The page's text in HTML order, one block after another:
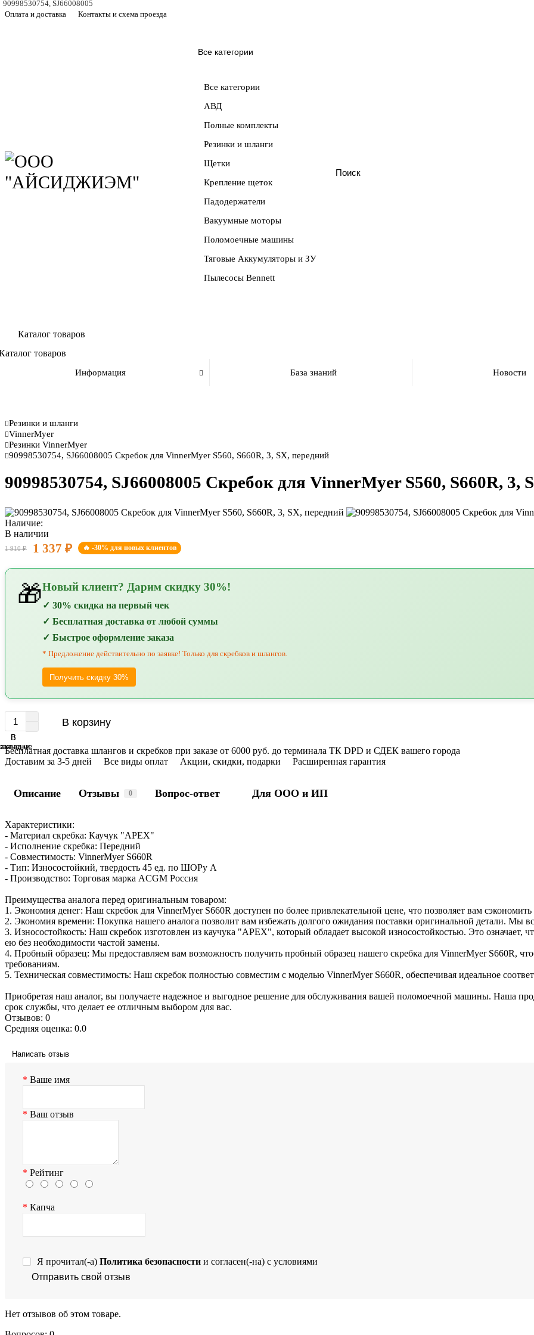
Оплата и доставка Контакты и схема проезда
Все категории
Все категории
АВД
Полные комплекты
Резинки и шланги
Щетки
Крепление щеток
Падодержатели
Вакуумные моторы
Поломоечные машины
Тяговые Аккумуляторы и ЗУ
Пылесосы Bennett
Каталог товаров
товаров
Информация
База знаний Новости
Резинки и шланги
VinnerMyer
Резинки VinnerMyer
90998530754, SJ66008005 Скребок для VinnerMyer S560, S660R, 3, SX, передний
90998530754, SJ66008005 Скребок для VinnerMyer S560, S660R, 3,
90998530754, SJ66008005
Наличие:
В наличии
1 910 ₽ 1 337 ₽ 🔥 -30% для новых клиентов
🎁Новый клиент? Дарим скидку 30%!
✓ 30% скидка на первый чек
✓ Бесплатная доставка от любой суммы
✓ Быстрое оформление заказа
* Предложение действительно по заявке! Только для скребков и шлангов.
Получить скидку 30%
В корзину
В
В
Бесплатная доставка шлангов и скребков при заказе от 6000 руб. до терминала ТК DPD и СДЕК вашего города
Доставим за 3-5 дней
Все виды оплат Акции, скидки, подарки Расширенная гарантия
Описание Отзывы 0 Вопрос-ответ Для ООО и ИП
Характеристики:
- Материал скребка: Каучук "APEX"
- Исполнение скребка: Передний
- Совместимость: VinnerMyer S660R
- Тип: Износостойкий, твердость 45 ед. по ШОРу А
- Производство: Торговая марка ACGM Россия
Преимущества аналога перед оригинальным товаром:
1. Экономия денег: Наш скребок для VinnerMyer S660R доступен по более привлекательной цене, что позволяет вам
2. Экономия времени: Покупка нашего аналога позволит вам избежать долгого ожидания поставки оригинальной детали. Мы
3. Износостойкость: Наш скребок изготовлен из каучука "APEX", который обладает высокой износостойкостью. Это означает,
ею без необходимости частой замены.
4. Пробный образец: Мы предоставляем вам возможность получить пробный образец нашего скребка для VinnerMyer S660R,
требованиям.
5. Техническая совместимость: Наш скребок полностью совместим с моделью VinnerMyer S660R, обеспечивая идеальное
Приобретая наш аналог, вы получаете надежное и выгодное решение для обслуживания вашей поломоечной машины. Наша
срок службы, что делает ее отличным выбором для вас.
Отзывов: 0
Средняя оценка: 0.0
Написать отзыв
Ваше имя
Ваш отзыв
Рейтинг
Капча
Я прочитал(-а) Политика безопасности и согласен(-на) с условиями
Отправить свой отзыв
Нет отзывов об этом товаре.